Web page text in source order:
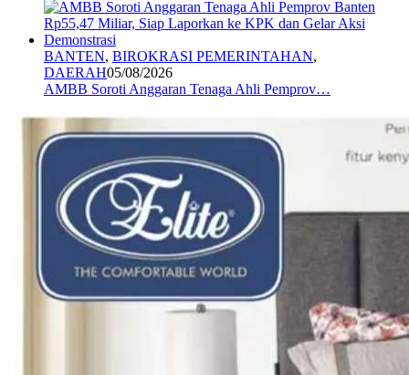
BANTEN, BIROKRASI PEMERINTAHAN,
DAERAH05/08/2026
AMBB Soroti Anggaran Tenaga Ahli Pemprov…